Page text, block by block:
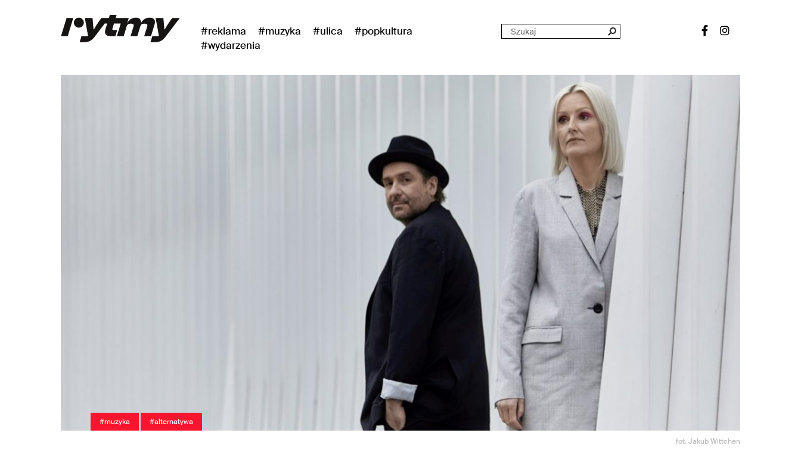
#reklama #muzyka #ulica
#popkultura
#wydarzenia
#muzyka #alternatywa
fot. Jakub Wittchen